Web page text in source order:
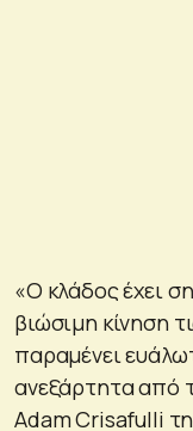
«Ο κλάδος έχει
βιώσιμη κίνηση
παραμένει
ανεξάρτητα από
Adam Crisafulli